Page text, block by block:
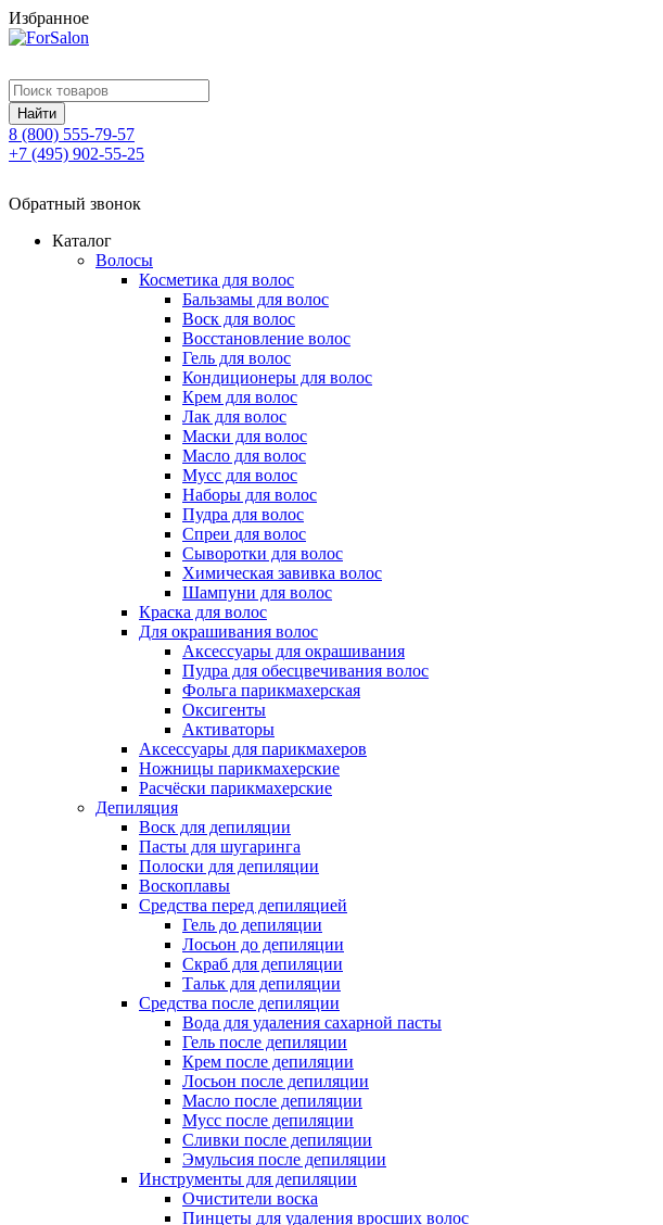
Избранное
8 (800) 555-79-57
+7 (495) 902-55-25
Обратный звонок
Каталог
Волосы
Косметика для волос
Бальзамы для волос
Воск для волос
Восстановление волос
Гель для волос
Кондиционеры для волос
Крем для волос
Лак для волос
Маски для волос
Масло для волос
Мусс для волос
Наборы для волос
Пудра для волос
Спреи для волос
Сыворотки для волос
Химическая завивка волос
Шампуни для волос
Краска для волос
Для окрашивания волос
Аксессуары для окрашивания
Пудра для обесцвечивания волос
Фольга парикмахерская
Оксигенты
Активаторы
Аксессуары для парикмахеров
Ножницы парикмахерские
Расчёски парикмахерские
Депиляция
Воск для депиляции
Пасты для шугаринга
Полоски для депиляции
Воскоплавы
Средства перед депиляцией
Гель до депиляции
Лосьон до депиляции
Скраб для депиляции
Тальк для депиляции
Средства после депиляции
Вода для удаления сахарной пасты
Гель после депиляции
Крем после депиляции
Лосьон после депиляции
Масло после депиляции
Мусс после депиляции
Сливки после депиляции
Эмульсия после депиляции
Инструменты для депиляции
Очистители воска
Пинцеты для удаления вросших волос